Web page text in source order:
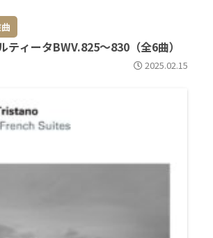
ティータBWV.825～830（全6曲）
2025.02.15